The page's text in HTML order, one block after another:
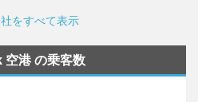
をすべて表示
空港 の乗客数